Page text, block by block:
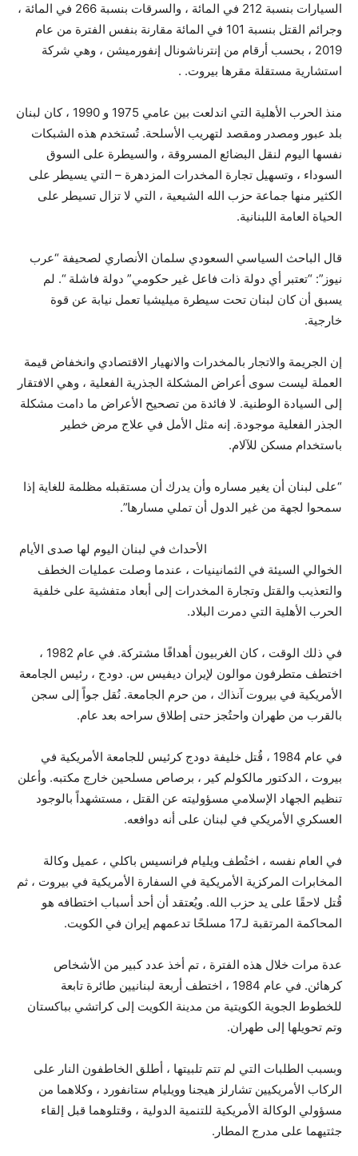
السيارات بنسبة 212 في المائة ، والسرقات بنسبة 266 في المائة ،
وجرائم القتل بنسبة 101 في المائة مقارنة بنفس الفترة من عام
2019 ، بحسب أرقام من إنترناشونال إنفورميشن ، وهي شركة
استشارية مستقلة مقرها بيروت. .
منذ الحرب الأهلية التي اندلعت بين عامي 1975 و 1990 ، كان لبنان
بلد عبور ومصدر ومقصد لتهريب الأسلحة. تُستخدم هذه الشبكات
نفسها اليوم لنقل البضائع المسروقة ، والسيطرة على السوق
السوداء ، وتسهيل تجارة المخدرات المزدهرة – التي يسيطر على
الكثير منها جماعة حزب الله الشيعية ، التي لا تزال تسيطر على
الحياة العامة اللبنانية.
قال الباحث السياسي السعودي سلمان الأنصاري لصحيفة “عرب
نيوز”: “تعتبر أي دولة ذات فاعل غير حكومي” دولة فاشلة “. لم
يسبق أن كان لبنان تحت سيطرة ميليشيا تعمل نيابة عن قوة
خارجية.
إن الجريمة والاتجار بالمخدرات والانهيار الاقتصادي وانخفاض قيمة
العملة ليست سوى أعراض المشكلة الجذرية الفعلية ، وهي الافتقار
إلى السيادة الوطنية. لا فائدة من تصحيح الأعراض ما دامت مشكلة
الجذر الفعلية موجودة. إنه مثل الأمل في علاج مرض خطير
باستخدام مسكن للآلام.
“على لبنان أن يغير مساره وأن يدرك أن مستقبله مظلمة للغاية إذا
سمحوا لجهة من غير الدول أن تملي مسارها”.
الأحداث في لبنان اليوم لها صدى الأيام
الخوالي السيئة في الثمانينيات ، عندما وصلت عمليات الخطف
والتعذيب والقتل وتجارة المخدرات إلى أبعاد متفشية على خلفية
الحرب الأهلية التي دمرت البلاد.
في ذلك الوقت ، كان الغربيون أهدافًا مشتركة. في عام 1982 ،
اختطف متطرفون موالون لإيران ديفيس س. دودج ، رئيس الجامعة
الأمريكية في بيروت آنذاك ، من حرم الجامعة. نُقل جواً إلى سجن
بالقرب من طهران واحتُجز حتى إطلاق سراحه بعد عام.
في عام 1984 ، قُتل خليفة دودج كرئيس للجامعة الأمريكية في
بيروت ، الدكتور مالكولم كير ، برصاص مسلحين خارج مكتبه. وأعلن
تنظيم الجهاد الإسلامي مسؤوليته عن القتل ، مستشهداً بالوجود
العسكري الأمريكي في لبنان على أنه دوافعه.
في العام نفسه ، اختُطف ويليام فرانسيس باكلي ، عميل وكالة
المخابرات المركزية الأمريكية في السفارة الأمريكية في بيروت ، ثم
قُتل لاحقًا على يد حزب الله. ويُعتقد أن أحد أسباب اختطافه هو
المحاكمة المرتقبة لـ17 مسلحًا تدعمهم إيران في الكويت.
عدة مرات خلال هذه الفترة ، تم أخذ عدد كبير من الأشخاص
كرهائن. في عام 1984 ، اختطف أربعة لبنانيين طائرة تابعة
للخطوط الجوية الكويتية من مدينة الكويت إلى كراتشي بباكستان
وتم تحويلها إلى طهران.
وبسبب الطلبات التي لم تتم تلبيتها ، أطلق الخاطفون النار على
الركاب الأمريكيين تشارلز هيجنا وويليام ستانفورد ، وكلاهما من
مسؤولي الوكالة الأمريكية للتنمية الدولية ، وقتلوهما قبل إلقاء
جثتيهما على مدرج المطار.